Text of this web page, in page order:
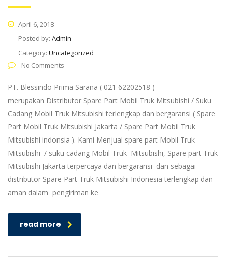
April 6, 2018
Posted by: Admin
Category: Uncategorized
No Comments
PT. Blessindo Prima Sarana ( 021 62202518 )
merupakan Distributor Spare Part Mobil Truk Mitsubishi / Suku
Cadang Mobil Truk Mitsubishi terlengkap dan bergaransi ( Spare
Part Mobil Truk Mitsubishi Jakarta / Spare Part Mobil Truk
Mitsubishi indonsia ). Kami Menjual spare part Mobil Truk
Mitsubishi / suku cadang Mobil Truk Mitsubishi, Spare part Truk
Mitsubishi Jakarta terpercaya dan bergaransi dan sebagai
distributor Spare Part Truk Mitsubishi Indonesia terlengkap dan
aman dalam pengiriman ke
read more